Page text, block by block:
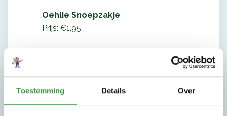
Toestemming Details Over
Oehlie Snoepzakje
Prijs: €1,95
Willen jullie ook graag een gebakje eten samen?
Dan mag je daarvoor zelf een taart meenemen.
Vink deze optie dan wel even aan bij je reservering,
dan zorgen wij dat er bordjes en bestek voor jullie